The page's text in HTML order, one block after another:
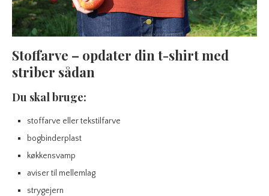
Stoffarve – opdater din t-shirt med
striber sådan
Du skal bruge:
stoffarve eller tekstilfarve
bogbinderplast
køkkensvamp
aviser til mellemlag
strygejern